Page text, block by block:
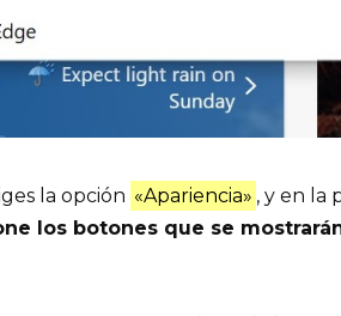
la opción «Apariencia» , y en la
los botones que se